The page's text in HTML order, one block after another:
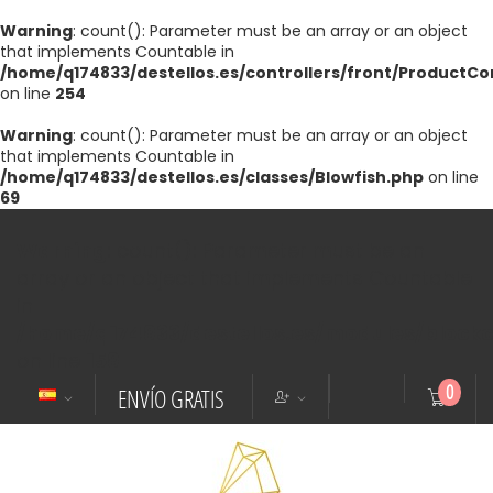
Warning: count(): Parameter must be an array or an object
that implements Countable in
/home/q174833/destellos.es/controllers/front/
on line 254
Warning: count(): Parameter must be an array or an object
that implements Countable in
/home/q174833/destellos.es/classes/Blowfish.php on line
69
ENVÍO GRATIS 0